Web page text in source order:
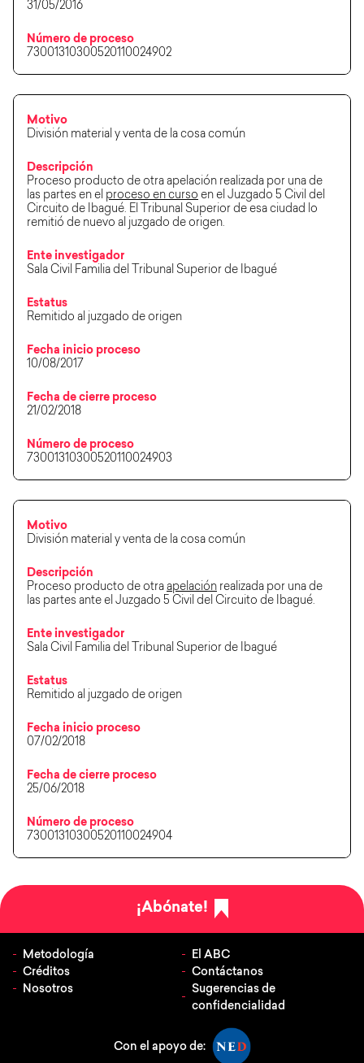
31/05/2016
Número de proceso
73001310300520110024902
Motivo
División material y venta de la cosa común
Descripción
Proceso producto de otra apelación realizada por una de
las partes en el proceso en curso en el Juzgado 5 Civil del
Circuito de Ibagué. El Tribunal Superior de esa ciudad lo
remitió de nuevo al juzgado de origen.
Ente investigador
Sala Civil Familia del Tribunal Superior de Ibagué
Estatus
Remitido al juzgado de origen
Fecha inicio proceso
10/08/2017
Fecha de cierre proceso
21/02/2018
Número de proceso
73001310300520110024903
Motivo
División material y venta de la cosa común
Descripción
Proceso producto de otra apelación realizada por una de
las partes ante el Juzgado 5 Civil del Circuito de Ibagué.
Ente investigador
Sala Civil Familia del Tribunal Superior de Ibagué
Estatus
Remitido al juzgado de origen
Fecha inicio proceso
07/02/2018
Fecha de cierre proceso
25/06/2018
Número de proceso
73001310300520110024904
¡Abónate!
Metodología
El ABC
Créditos
Contáctanos
Nosotros
Sugerencias de
confidencialidad
Con el apoyo de: